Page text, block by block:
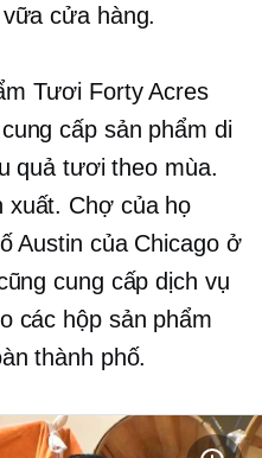
cửa hàng.
Tươi Forty Acres
cấp sản phẩm di
quả tươi theo mùa.
Chợ của họ
Austin của Chicago ở
cung cấp dịch vụ
các hộp sản phẩm
thành phố.